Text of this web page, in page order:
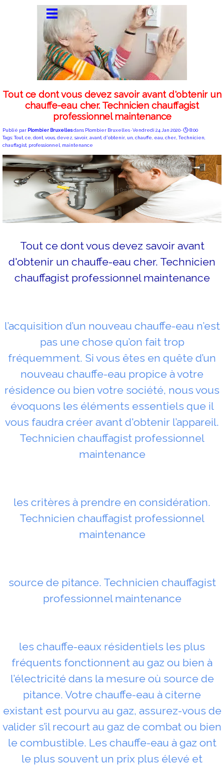
Tout ce dont vous devez savoir avant d'obtenir un
chauffe-eau cher. Technicien chauffagist
professionnel maintenance
Publié par Plombier Bruxellesdans Plombier Bruxelles· Vendredi 24 Jan 2020 ·
8:00
Tags:Tout ce dont vous devez savoir avant d'obtenir un chauffe eau cher. ,Technicien
chauffagist professionnel maintenance
Tout ce dont vous devez savoir avant
d'obtenir un chauffe-eau cher. Technicien
chauffagist professionnel maintenance
l’acquisition d’un nouveau chauffe-eau n’est
pas une chose qu’on fait trop
fréquemment. Si vous êtes en quête d’un
nouveau chauffe-eau propice à votre
résidence ou bien votre société, nous vous
évoquons les éléments essentiels que il
vous faudra créer avant d'obtenir l’appareil.
Technicien chauffagist professionnel
maintenance
les critères à prendre en considération.
Technicien chauffagist professionnel
maintenance
source de pitance. Technicien chauffagist
professionnel maintenance
les chauffe-eaux résidentiels les plus
fréquents fonctionnent au gaz ou bien à
l’électricité dans la mesure où source de
pitance. Votre chauffe-eau à citerne
existant est pourvu au gaz, assurez-vous de
valider s’il recourt au gaz de combat ou bien
le combustible. Les chauffe-eau à gaz ont
le plus souvent un prix plus élevé et